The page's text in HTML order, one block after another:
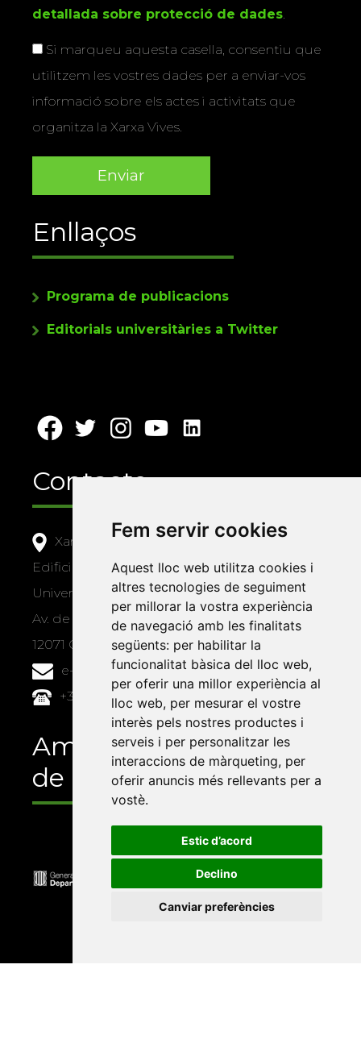
Fem servir cookies
Aquest lloc web utilitza cookies i
altres tecnologies de seguiment
per millorar la vostra experiència
de navegació amb les finalitats
següents: per habilitar la
funcionalitat bàsica del lloc web,
per oferir una millor experiència al
lloc web, per mesurar el vostre
interès pels nostres productes i
serveis i per personalitzar les
interaccions de màrqueting, per
oferir anuncis més rellevants per a
vostè.
Estic d’acord
Declino
Canviar preferències
detallada sobre protecció de dades.
Si marqueu aquesta casella, consentiu que
utilitzem les vostres dades per a enviar-vos
informació sobre els actes i activitats que
organitza la Xarxa Vives.
Enllaços
Programa de publicacions
Editorials universitàries a Twitter
Contacte
Xarxa Vives d'Universitats
Edifici Àgora
Universitat Jaume I, local 10
Av. de Vicent Sos Baynat, s/n
12071 Castelló de la Plana
e-buc@vives.org
+34 964 72 89 93
Amb el suport
de